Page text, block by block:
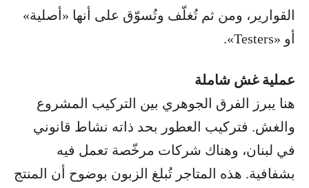
القوارير، ومن ثم تُغلّف وتُسوّق على أنها «أصلية»
أو «Testers».
عملية غش شاملة
هنا يبرز الفرق الجوهري بين التركيب المشروع
والغش. فتركيب العطور بحد ذاته نشاط قانوني
في لبنان، وهناك شركات مرخّصة تعمل فيه
بشفافية. هذه المتاجر تُبلغ الزبون بوضوح أن المنتج